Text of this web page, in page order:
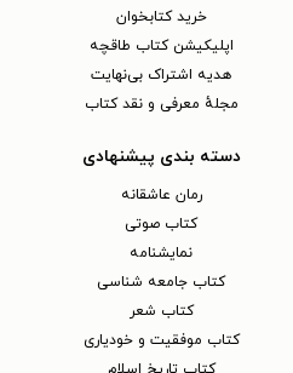
خرید کتابخوان
اپلیکیشن کتاب طاقچه
هدیه اشتراک بی‌نهایت
مجلهٔ معرفی و نقد کتاب
دسته بندی پیشنهادی
رمان عاشقانه
کتاب‌ صوتی
نمایشنامه
کتاب جامعه شناسی
کتاب شعر
کتاب موفقیت و خودیاری